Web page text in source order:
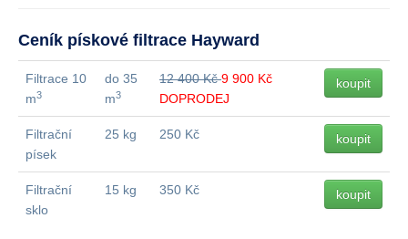
Ceník pískové filtrace Hayward
Filtrace 10
m3
do 35
m3
12 400 Kč9 900 Kč
DOPRODEJ
koupit
Filtrační
písek
25 kg 250 Kč koupit
Filtrační
sklo
15 kg 350 Kč koupit